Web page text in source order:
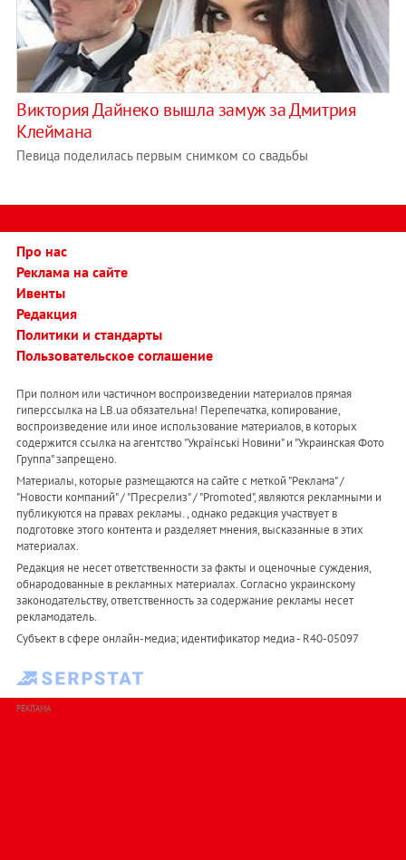
Виктория Дайнеко вышла замуж за Дмитрия
Клеймана
Певица поделилась первым снимком со свадьбы
Про нас
Реклама на сайте
Ивенты
Редакция
Политики и стандарты
Пользовательское соглашение
При полном или частичном воспроизведении материалов прямая
гиперссылка на LB.ua обязательна! Перепечатка, копирование,
воспроизведение или иное использование материалов, в которых
содержится ссылка на агентство "Українськi Новини" и "Украинская Фото
Группа" запрещено.
Материалы, которые размещаются на сайте с меткой "Реклама" /
"Новости компаний" / "Пресрелиз" / "Promoted", являются рекламными и
публикуются на правах рекламы. , однако редакция участвует в
подготовке этого контента и разделяет мнения, высказанные в этих
материалах.
Редакция не несет ответственности за факты и оценочные суждения,
обнародованные в рекламных материалах. Согласно украинскому
законодательству, ответственность за содержание рекламы несет
рекламодатель.
Субъект в сфере онлайн-медиа; идентификатор медиа - R40-05097
РЕКЛАМА